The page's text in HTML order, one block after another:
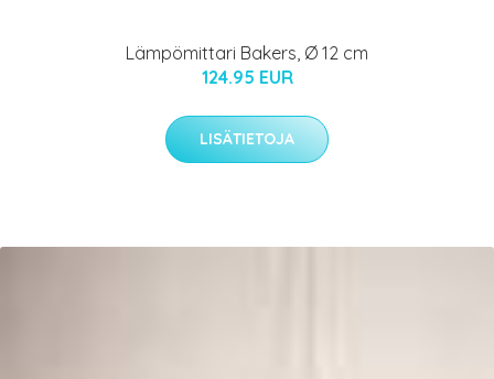
Lämpömittari Bakers, Ø 12 cm
124.95 EUR
LISÄTIETOJA